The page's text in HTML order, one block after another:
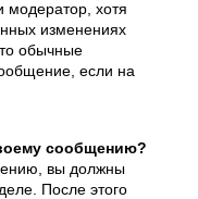
модератор, хотя
изменениях
обычные
если на
сообщению?
вы должны
После этого